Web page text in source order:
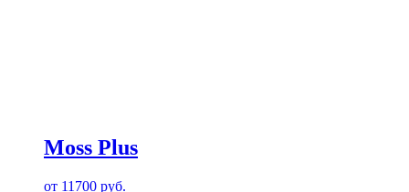
Moss Plus
от 11700 руб.